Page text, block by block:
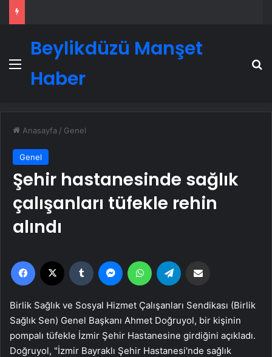
Menü
Beylikdüzü Manşet
Haber
Anasayfa / Genel
Genel
Şehir hastanesinde sağlık
çalışanları tüfekle rehin
alındı
Facebook Tumblr MessengerWhatsApp
Birlik Sağlık ve Sosyal Hizmet Çalışanları Sendikası (Birlik
Sağlık Sen) Genel Başkanı Ahmet Doğruyol, bir kişinin
pompalı tüfekle İzmir Şehir Hastanesine girdiğini açıkladı.
Doğruyol, "İzmir Bayraklı Şehir Hastanesi'nde sağlık